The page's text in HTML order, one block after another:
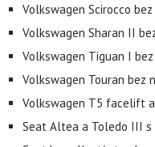
Volkswagen Scirocco
Volkswagen Sharan II
Volkswagen Tiguan I
Volkswagen Touran bez
Volkswagen T5 facelift
Seat Altea a Toledo III s